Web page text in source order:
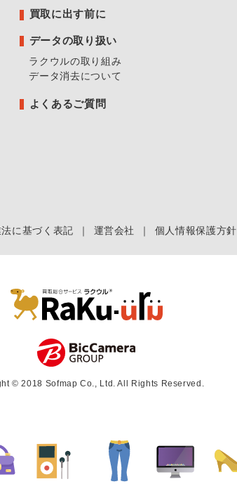
買取に出す前に
データの取り扱い
ラクウルの取り組み
データ消去について
よくあるご質問
に基づく表記 ｜ 運営会社 ｜ 個人情報保護方針
© 2018 Sofmap Co., Ltd. All Rights Reserved.